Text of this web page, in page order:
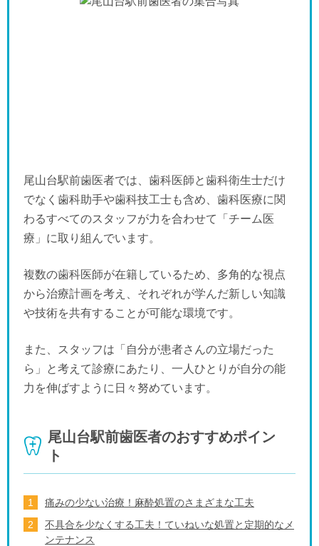
尾山台駅前歯医者では、歯科医師と歯科衛生士だけ
でなく歯科助手や歯科技工士も含め、歯科医療に関
わるすべてのスタッフが力を合わせて「チーム医
療」に取り組んでいます。
複数の歯科医師が在籍しているため、多角的な視点
から治療計画を考え、それぞれが学んだ新しい知識
や技術を共有することが可能な環境です。
また、スタッフは「自分が患者さんの立場だった
ら」と考えて診療にあたり、一人ひとりが自分の能
力を伸ばすように日々努めています。
尾山台駅前歯医者のおすすめポイン
ト
痛みの少ない治療！麻酔処置のさまざまな工夫
不具合を少なくする工夫！ていねいな処置と定期的なメ
ンテナンス